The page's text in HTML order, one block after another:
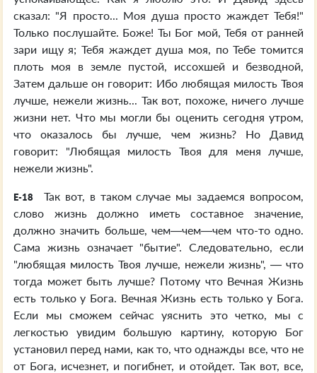
сказал: "Я просто... Моя душа просто жаждет Тебя!"
Только послушайте. Боже! Ты Бог мой, Тебя от ранней
зари ищу я; Тебя жаждет душа моя, по Тебе томится
плоть моя в земле пустой, иссохшей и безводной,
Затем дальше он говорит: Ибо любящая милость Твоя
лучше, нежели жизнь... Так вот, похоже, ничего лучше
жизни нет. Что мы могли бы оценить сегодня утром,
что оказалось бы лучше, чем жизнь? Но Давид
говорит: "Любящая милость Твоя для меня лучше,
нежели жизнь".
E-18
Так вот, в таком случае мы задаемся вопросом,
слово жизнь должно иметь составное значение,
должно значить больше, чем—чем—чем что-то одно.
Сама жизнь означает "бытие". Следовательно, если
"любящая милость Твоя лучше, нежели жизнь", — что
тогда может быть лучше? Потому что Вечная Жизнь
есть только у Бога. Вечная Жизнь есть только у Бога.
Если мы сможем сейчас уяснить это четко, мы с
легкостью увидим большую картину, которую Бог
установил перед нами, как то, что однажды все, что не
от Бога, исчезнет, и погибнет, и отойдет. Так вот, все,